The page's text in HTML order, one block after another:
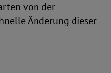
von der
Änderung dieser